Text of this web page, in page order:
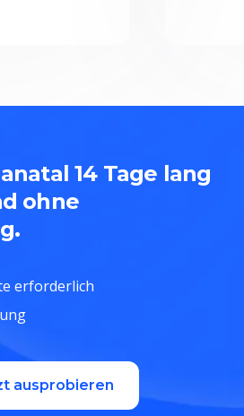
14 Tage lang
ohne
erforderlich
ausprobieren